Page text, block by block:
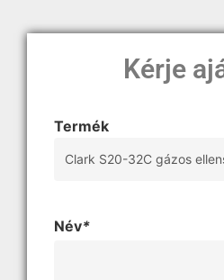
Kérje
Termék
Név*